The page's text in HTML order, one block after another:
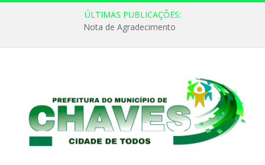
ÚLTIMAS PUBLICAÇÕES:
Nota de Agradecimento